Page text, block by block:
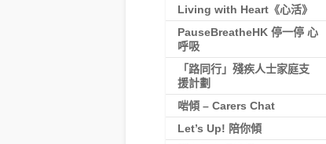
Living with Heart《心活》
PauseBreatheHK 停一停 心
呼吸
「路同行」殘疾人士家庭支
援計劃
啱傾 – Carers Chat
Let’s Up! 陪你傾